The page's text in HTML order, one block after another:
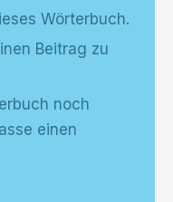
Wörterbuch.
Beitrag zu
noch
einen